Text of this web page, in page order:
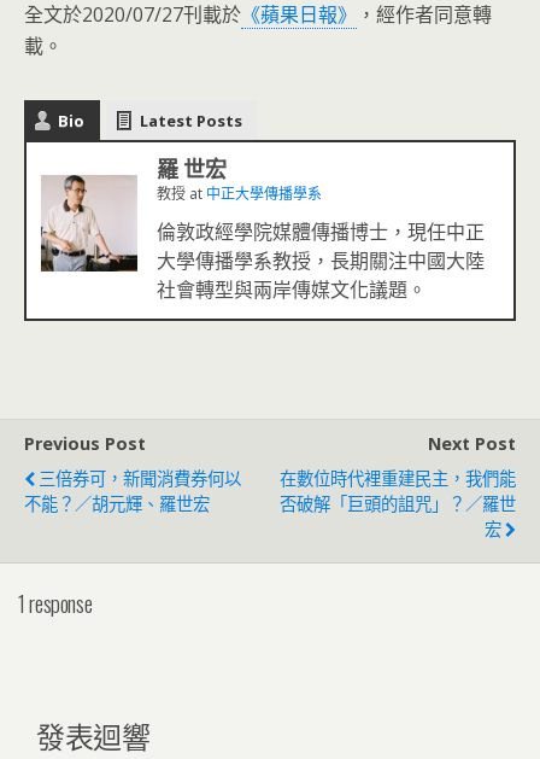
全文於2020/07/27刊載於 《蘋果日報》
，經作者同意轉
載。
Bio Latest Posts
羅 世宏
教授 at 中正大學傳播學系
倫敦政經學院媒體傳播博士，現任中正
大學傳播學系教授，長期關注中國大陸
社會轉型與兩岸傳媒文化議題。
Previous Post
三倍券可，新聞消費券何以
不能？／胡元輝、羅世宏
Next Post
在數位時代裡重建民主，我們能
否破解「巨頭的詛咒」？／羅世
宏
1 response
發表迴響